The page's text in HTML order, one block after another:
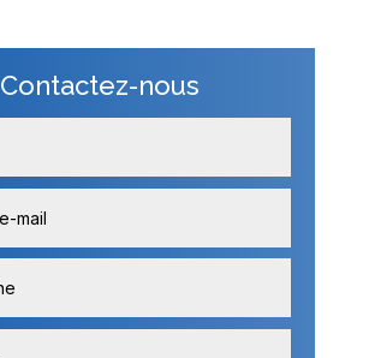
Contactez-nous